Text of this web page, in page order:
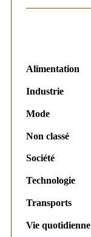
Alimentation
Industrie
Mode
Non classé
Société
Technologie
Transports
Vie quotidienne